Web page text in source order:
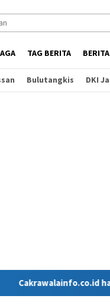
TAG BERITA
Bulutangkis DKI
hadir